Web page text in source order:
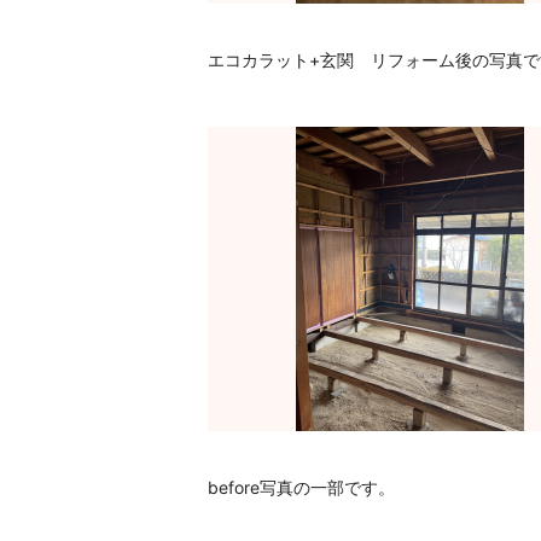
エコカラット+玄関 リフォーム後の写真
before写真の一部です。